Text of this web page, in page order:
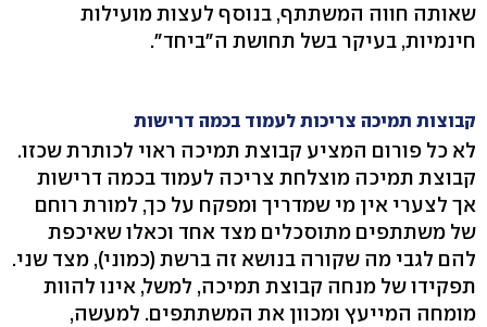
שאותה חווה המשתתף, בנוסף לעצות מועילות
חינמיות, בעיקר בשל תחושת ה"ביחד".
קבוצות תמיכה צריכות לעמוד בכמה דרישות
לא כל פורום המציע קבוצת תמיכה ראוי לכותרת שכזו.
קבוצת תמיכה מוצלחת צריכה לעמוד בכמה דרישות
אך לצערי אין מי שמדריך ומפקח על כך, למורת רוחם
של משתתפים מתוסכלים מצד אחד וכאלו שאיכפת
להם לגבי מה שקורה בנושא זה ברשת (כמוני), מצד שני.
תפקידו של מנחה קבוצת תמיכה, למשל, אינו להוות
מומחה המייעץ ומכוון את המשתתפים. למעשה,